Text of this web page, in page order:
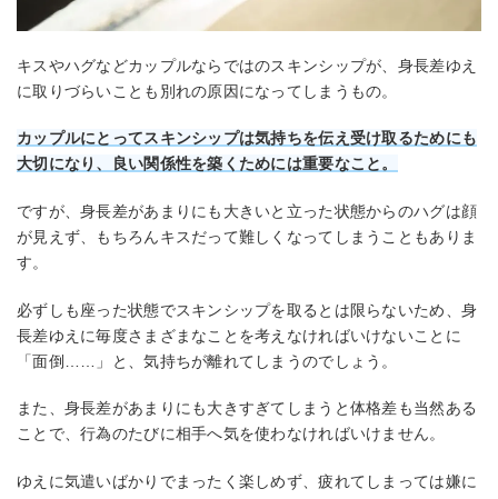
キスやハグなどカップルならではのスキンシップが、身長差ゆえ
に取りづらいことも別れの原因になってしまうもの。
カップルにとってスキンシップは気持ちを伝え受け取るためにも
大切になり、良い関係性を築くためには重要なこと。
ですが、身長差があまりにも大きいと立った状態からのハグは顔
が見えず、もちろんキスだって難しくなってしまうこともありま
す。
必ずしも座った状態でスキンシップを取るとは限らないため、身
長差ゆえに毎度さまざまなことを考えなければいけないことに
「面倒……」と、気持ちが離れてしまうのでしょう。
また、身長差があまりにも大きすぎてしまうと体格差も当然ある
ことで、行為のたびに相手へ気を使わなければいけません。
ゆえに気遣いばかりでまったく楽しめず、疲れてしまっては嫌に